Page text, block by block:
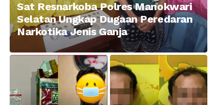
Sat Resnarkoba Polres Manokwari
Selatan Ungkap Dugaan Peredaran
Narkotika Jenis Ganja